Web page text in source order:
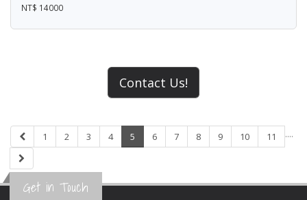
NT$ 14000
Contact Us!
1 2 3 4 5 6 7 8 9 10 11 ....
Get in Touch